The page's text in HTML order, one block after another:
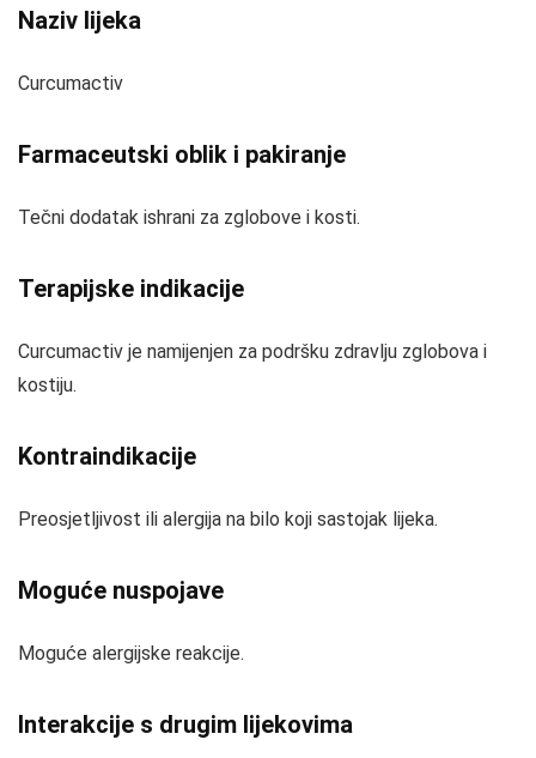
Naziv lijeka
Curcumactiv
Farmaceutski oblik i pakiranje
Tečni dodatak ishrani za zglobove i kosti.
Terapijske indikacije
Curcumactiv je namijenjen za podršku zdravlju zglobova i
kostiju.
Kontraindikacije
Preosjetljivost ili alergija na bilo koji sastojak lijeka.
Moguće nuspojave
Moguće alergijske reakcije.
Interakcije s drugim lijekovima